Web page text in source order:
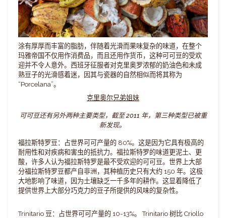
涂有厚厚而丰富的脂肪，伴随着光滑而果味复杂的味道，在整个
玛雅帝国不仅用作消费品，而且还用作货币，这种可可豆的受欢
迎并不令人意外。西班牙征服者对克里奥罗浓郁的奶油色和未成
熟豆子的光滑感着迷，因其与瓷器的自然相似而将其称为
“Porcelana”。
克里奥尔兄弟姐妹
可可豆还有另外两种主要类型，截至 2011 年，第三种类型已被重
新发现。
福拉斯特罗豆：占世界可可产量的 80%。这是因为它具有极高的
耐用性和对疾病和害虫的抵抗力。福拉斯特罗的味道更泥土、更
酸，许多人认为福拉斯特罗是最不受欢迎的可可豆。世界上大部
分福拉斯特罗豆都产自非洲，其种植历史只有大约 150 年。这极
大地影响了味道，因为土壤缺乏一千多年的耕作。这显着降低了
提供世界上大部分巧克力的豆子所提供的风味的复杂性。
Trinitario 豆：占世界可可产量的 10-13%。 Trinitario 树比 Criollo